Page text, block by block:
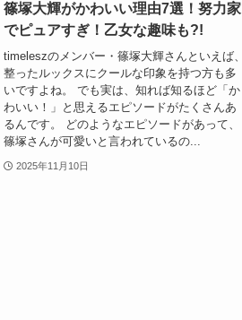
篠塚大輝がかわいい理由7選！努力家
でピュアすぎ！乙女な趣味も?!
timeleszのメンバー・篠塚大輝さんといえば、
整ったルックスにクールな印象を持つ方も多
いですよね。 でも実は、知れば知るほど「か
わいい！」と思えるエピソードがたくさんあ
るんです。 どのようなエピソードがあって、
篠塚さんが可愛いと言われているの...
2025年11月10日